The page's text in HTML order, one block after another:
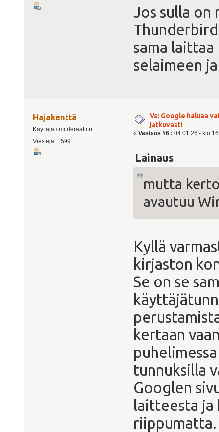
Jos sulla on
sama
selaimeen
Hajakenttä
Käyttäjä / moderaattori
Viestejä: 1599
Vs: Google haluaa
jatkuvasti
« Vastaus #6 : 04.01.26 -
Lainaus
mutta
avautuu
Kyllä
kirjaston
Se on se
kertaan
tunnuksilla
Googlen
laitteesta ja
riippumatta.